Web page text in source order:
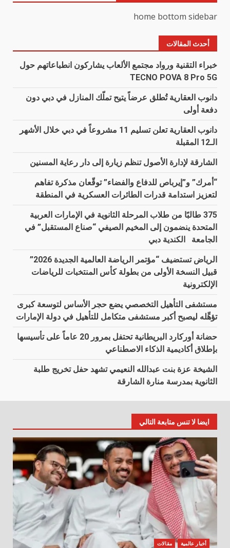
home bottom sidebar
أحدث المقالات
خبراء التقنية ورواد مجتمع الألعاب يشاركون انطباعاتهم حول
TECNO POVA 8 Pro 5G
دانوب العقارية تُطلق عرضاً يتيح تملّك المنازل في دبي دون
دفعة أولى
دانوب العقارية تعلن تسليم 11 مشروعاً في دبي خلال الأشهر
الـ12 المقبلة
الشارقة لإدارة الأصول تنظم زيارة إلى دار رعاية المسنين
“أمرك” و”إيرباص للدفاع والفضاء” توقّعان مذكرة تفاهم
لتعزيز استدامة قدرات الطائرات العسكرية في المنطقة
375 طالبًا من طلاب المرحلة الثانوية في الإمارات العربية
المتحدة ينضمون إلى المخيم الصيفي “صناع المستقبل” في
الجامعة الكندية دبي
الرياض تستضيف “مؤتمر الرياضة العالمية الجديدة 2026”
قبيل النسخة الأولى من بطولة كأس المنتخبات للرياضات
الإلكترونية
مستشفى التأهيل التخصصي يضع حجر الأساس لتوسعة كبرى
تؤهِّله ليصبح أكبر مستشفى متكامل للتأهيل في دولة الإمارات
حضانة أوركارد البريطانية تحتفل بمرور 20 عاماً على تأسيسها
بإطلاق أكاديمية الذكاء الاصطناعي
الشيخة عزة بنت عبدالله النعيمي تشهد حفل تخريج طلبة
الثانوية بمدرسة منارة الشارقة
ايضا لا تنس متابعة التالي
أخبار عالمية مقالات